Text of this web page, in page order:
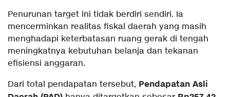
Penurunan target ini tidak berdiri sendiri. Ia
mencerminkan realitas fiskal daerah yang masih
menghadapi keterbatasan ruang gerak di tengah
meningkatnya kebutuhan belanja dan tekanan
efisiensi anggaran.
Dari total pendapatan tersebut, Pendapatan Asli